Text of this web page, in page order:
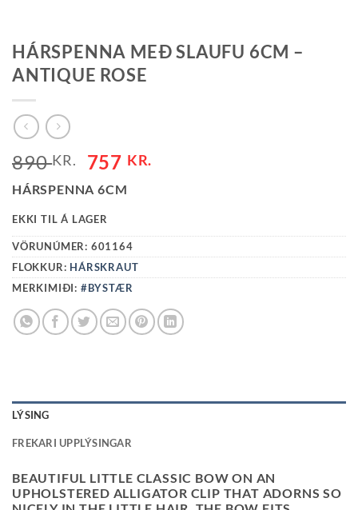
HÁRSPENNA MEÐ SLAUFU 6CM –
ANTIQUE ROSE
890KR. 757 KR.
HÁRSPENNA 6CM
EKKI TIL Á LAGER
VÖRUNÚMER: 601164
FLOKKUR: HÁRSKRAUT
MERKIMIÐI: #BYSTÆR
LÝSING
FREKARI UPPLÝSINGAR
BEAUTIFUL LITTLE CLASSIC BOW ON AN
UPHOLSTERED ALLIGATOR CLIP THAT ADORNS SO